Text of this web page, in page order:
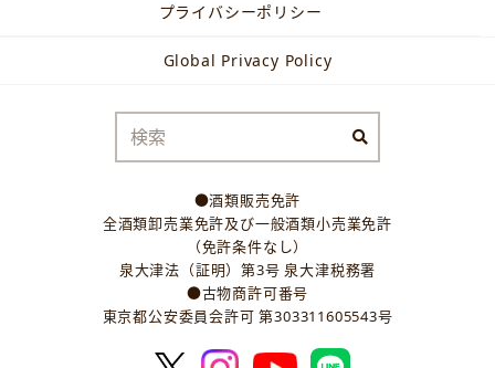
プライバシーポリシー
Global Privacy Policy
●酒類販売免許
全酒類卸売業免許及び一般酒類小売業免許
（免許条件なし）
泉大津法（証明）第3号 泉大津税務署
●古物商許可番号
東京都公安委員会許可 第303311605543号